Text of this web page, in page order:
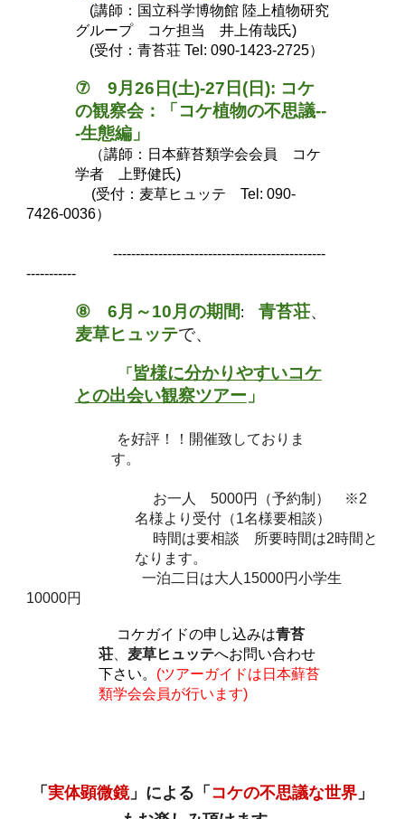
(講師：国立科学博物館 陸上植物研究
グループ コケ担当 井上侑哉氏)
(受付：青苔荘 Tel: 090-1423-2725）
⑦ 9月 26 日(土)-27 日(日): コケ
の観察会：「コケ植物の不思議--
-生態編」
（講師： 日本蘚苔類学会会員 コケ
学者 上野健氏)
(受付：麦草ヒュッテ Tel: 090-
7426-0036）
-----------------------------------------------
-----------
⑧6月～10月の期間: 青苔荘、
麦草ヒュッテで、
「 皆様に分かりやすいコケ
との出会い観察ツアー 」
を好評！！開催致しておりま
す。
お一人 5000円（予約制） ※2
名様より受付（1名様要相談）
時間は要相談 所要時間は2時間と
なります。
一泊二日は大人15000円小学生
10000円
コケガイドの申し込みは青苔
荘
麦草ヒュッテへお問い合わせ
下さい。 (ツアーガイドは日本蘚苔
類学会会員が行います)
「実体顕微鏡」による「コケの不思議な世界 」